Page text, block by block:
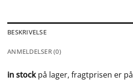
BESKRIVELSE
ANMELDELSER (0)
in stockpå lager, fragtprisen er på